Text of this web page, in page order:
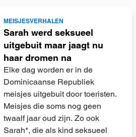
MEISJESVERHALEN
Sarah werd seksueel
uitgebuit maar jaagt nu
haar dromen na
Elke dag worden er in de
Dominicaanse Republiek
meisjes uitgebuit door toeristen.
Meisjes die soms nog geen
twaalf jaar oud zijn. Zo ook
Sarah*, die als kind seksueel
meer